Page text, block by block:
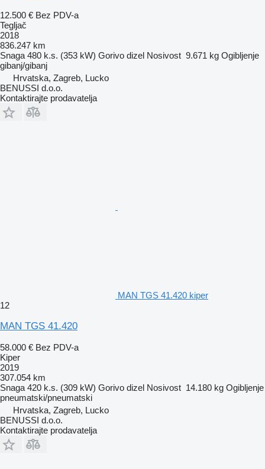
12.500 € Bez PDV-a
Tegljač
2018
836.247 km
Snaga 480 k.s. (353 kW) Gorivo dizel Nosivost 9.671 kg Ogibljenje
gibanj/gibanj
Hrvatska, Zagreb, Lucko
BENUSSI d.o.o.
Kontaktirajte prodavatelja
MAN TGS 41.420 kiper
12
MAN TGS 41.420
58.000 € Bez PDV-a
Kiper
2019
307.054 km
Snaga 420 k.s. (309 kW) Gorivo dizel Nosivost 14.180 kg Ogibljenje
pneumatski/pneumatski
Hrvatska, Zagreb, Lucko
BENUSSI d.o.o.
Kontaktirajte prodavatelja